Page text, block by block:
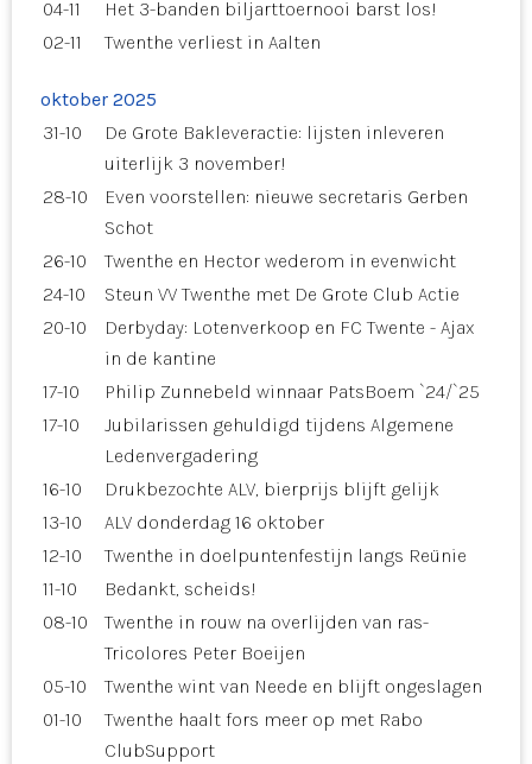
04-11
Het 3-banden biljarttoernooi barst los!
02-11
Twenthe verliest in Aalten
oktober 2025
31-10
De Grote Bakleveractie: lijsten inleveren
uiterlijk 3 november!
28-10
Even voorstellen: nieuwe secretaris Gerben
Schot
26-10
Twenthe en Hector wederom in evenwicht
24-10
Steun VV Twenthe met De Grote Club Actie
20-10
Derbyday: Lotenverkoop en FC Twente - Ajax
in de kantine
17-10
Philip Zunnebeld winnaar PatsBoem `24/`25
17-10
Jubilarissen gehuldigd tijdens Algemene
Ledenvergadering
16-10
Drukbezochte ALV, bierprijs blijft gelijk
13-10
ALV donderdag 16 oktober
12-10
Twenthe in doelpuntenfestijn langs Reünie
11-10
Bedankt, scheids!
08-10
Twenthe in rouw na overlijden van ras-
Tricolores Peter Boeijen
05-10
Twenthe wint van Neede en blijft ongeslagen
01-10
Twenthe haalt fors meer op met Rabo
ClubSupport